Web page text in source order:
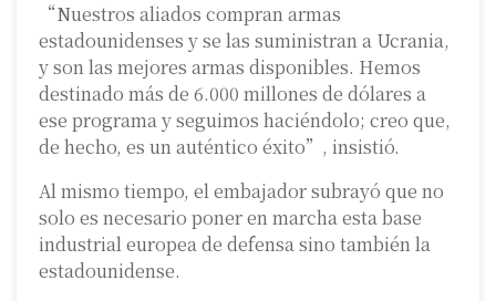
“Nuestros aliados compran armas
estadounidenses y se las suministran a Ucrania,
y son las mejores armas disponibles. Hemos
destinado más de 6.000 millones de dólares a
ese programa y seguimos haciéndolo; creo que,
de hecho, es un auténtico éxito”, insistió.
Al mismo tiempo, el embajador subrayó que no
solo es necesario poner en marcha esta base
industrial europea de defensa sino también la
estadounidense.